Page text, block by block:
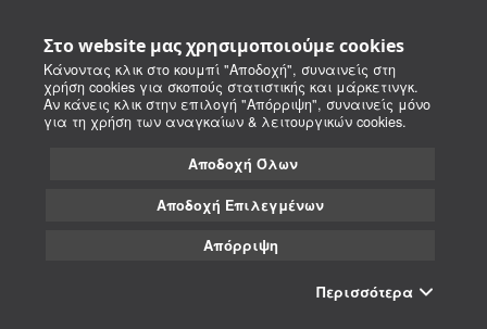
Στο website μας χρησιμοποιούμε cookies
Κάνοντας κλικ στο κουμπί "Αποδοχή", συναινείς στη
χρήση cookies για σκοπούς στατιστικής και μάρκετινγκ.
Αν κάνεις κλικ στην επιλογή "Απόρριψη", συναινείς μόνο
για τη χρήση των αναγκαίων & λειτουργικών cookies.
Αποδοχή Όλων
Αποδοχή Επιλεγμένων
Απόρριψη
Περισσότερα